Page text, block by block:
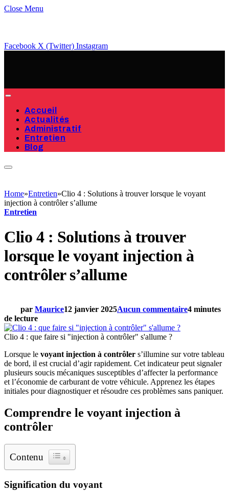
Close Menu
Facebook X (Twitter) Instagram
Accueil
Actualités
Administratif
Entretien
Blog
Home»Entretien»Clio 4 : Solutions à trouver lorsque le voyant
injection à contrôler s’allume
Entretien
Clio 4 : Solutions à trouver
lorsque le voyant injection à
contrôler s’allume
par Maurice12 janvier 2025Aucun commentaire4 minutes
de lecture
Clio 4 : que faire si "injection à contrôler" s'allume ?
Lorsque le voyant injection à contrôler s’illumine sur votre tableau
de bord, il est crucial d’agir rapidement. Cet indicateur peut signaler
plusieurs soucis mécaniques susceptibles d’affecter la performance
et l’économie de carburant de votre véhicule. Apprenez les étapes
initiales pour diagnostiquer et résoudre ces problèmes sans paniquer.
Comprendre le voyant injection à
contrôler
Contenu
Signification du voyant